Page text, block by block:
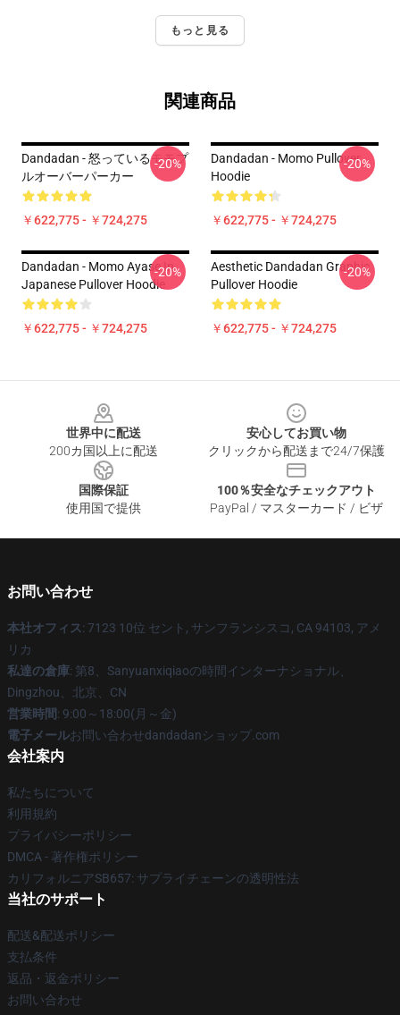
もっと見る
関連商品
Dandadan - 怒っているモモプ
ルオーバーパーカー
￥622,775 - ￥724,275
-20%
Dandadan - Momo Pullover
Hoodie
￥622,775 - ￥724,275
-20%
Dandadan - Momo Ayase In
Japanese Pullover Hoodie
￥622,775 - ￥724,275
-20%
Aesthetic Dandadan Graphic
Pullover Hoodie
￥622,775 - ￥724,275
-20%
世界中に配送
200カ国以上に配送
安心してお買い物
クリックから配送まで24/7保護
国際保証
使用国で提供
100％安全なチェックアウト
PayPal / マスターカード / ビザ
お問い合わせ
本社オフィス: 7123 10位 セント, サンフランシスコ, CA 94103, アメ
リカ
私達の倉庫: 第8、Sanyuanxiqiaoの時間インターナショナル、
Dingzhou、北京、CN
営業時間: 9:00～18:00(月～金)
電子メールお問い合わせdandadanショップ.com
会社案内
私たちについて
利用規約
プライバシーポリシー
DMCA - 著作権ポリシー
カリフォルニアSB657: サプライチェーンの透明性法
当社のサポート
配送&配送ポリシー
支払条件
返品・返金ポリシー
お問い合わせ